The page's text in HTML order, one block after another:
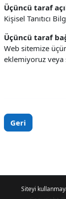
Siteyi
Üçüncü taraf
Kişisel Tanıtıcı
Üçüncü taraf
Web sitemize
eklemiyoruz
Geri